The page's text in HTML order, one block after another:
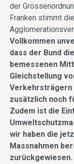
der
Franken stimmt
Vollkommen
dass der Bund
bemessenen
Gleichstellung
Verkehrsträgern
zusätzlich noch
Zudem ist die
wir haben die
Massnahmen